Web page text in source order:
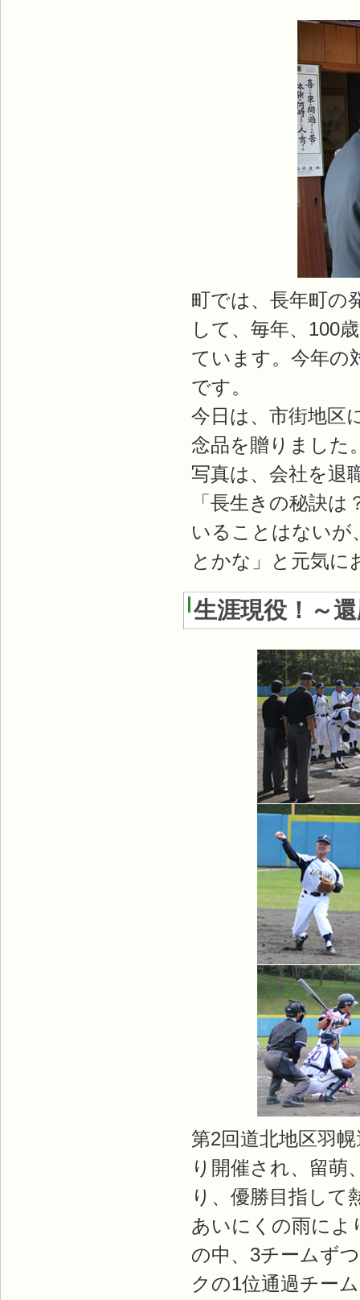
町では、長年町の
して、毎年、100
ています。今年の
です。
今日は、市街地区
念品を贈りました
写真は、会社を退
「長生きの秘訣
いることはないが
とかな」と元気に
生涯現役！～
第2回道北地区羽
り開催され、留萌
り、優勝目指して
あいにくの雨によ
の中、3チームず
クの1位通過チー